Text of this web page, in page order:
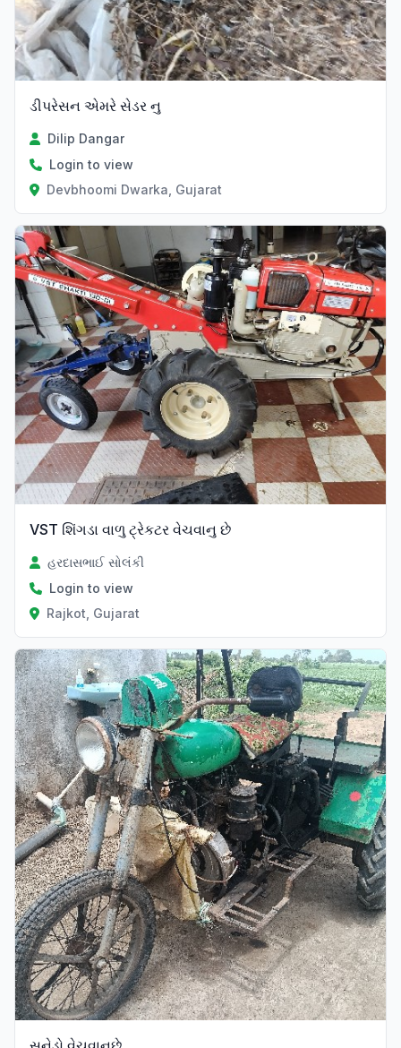
ડીપરેસન એમરે સેડર નુ
Dilip Dangar
Login to view
Devbhoomi Dwarka, Gujarat
VST શિંગડા વાળુ ટ્રેકટર વેચવાનુ છે
હરદાસભાઈ સોલંકી
Login to view
Rajkot, Gujarat